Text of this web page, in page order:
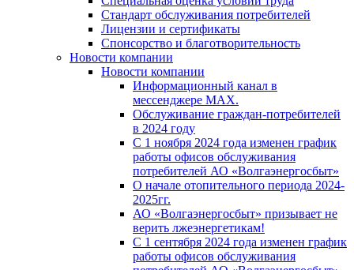
Стандарт обслуживания потребителей
Лицензии и сертификаты
Спонсорство и благотворительность
Новости компании
Новости компании
Информационный канал в
мессенджере MAX.
Обслуживание граждан-потребителей
в 2024 году
С 1 ноября 2024 года изменен график
работы офисов обслуживания
потребителей АО «Волгаэнергосбыт»
О начале отопительного периода 2024-
2025гг.
АО «Волгаэнергосбыт» призывает не
верить лжеэнергетикам!
С 1 сентября 2024 года изменен график
работы офисов обслуживания